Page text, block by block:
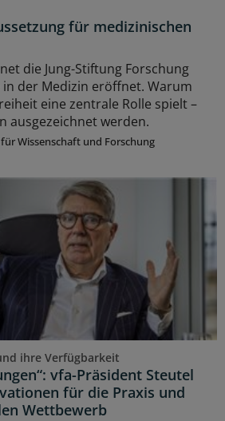
für medizinischen
die Jung-Stiftung Forschung
in der Medizin eröffnet. Warum
eine zentrale Rolle spielt –
ausgezeichnet werden.
Wissenschaft und Forschung
ihre Verfügbarkeit
vfa-Präsident Steutel
für die Praxis und
Wettbewerb